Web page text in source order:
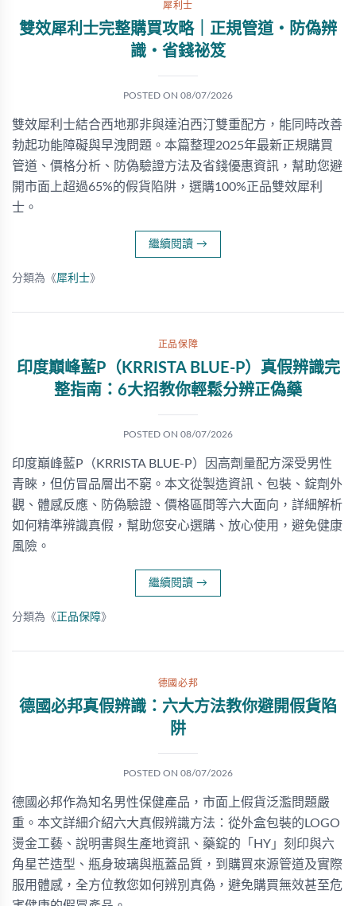
犀利士
雙效犀利士完整購買攻略｜正規管道・防偽辨
識・省錢祕笈
POSTED ON 08/07/2026
雙效犀利士結合西地那非與達泊西汀雙重配方，能同時改善
勃起功能障礙與早洩問題。本篇整理2025年最新正規購買
管道、價格分析、防偽驗證方法及省錢優惠資訊，幫助您避
開市面上超過65%的假貨陷阱，選購100%正品雙效犀利
士。
繼續閱讀 →
分類為《犀利士》
正品保障
印度巔峰藍P（KRRISTA BLUE-P）真假辨識完
整指南：6大招教你輕鬆分辨正偽藥
POSTED ON 08/07/2026
印度巔峰藍P（KRRISTA BLUE-P）因高劑量配方深受男性
青睞，但仿冒品層出不窮。本文從製造資訊、包裝、錠劑外
觀、體感反應、防偽驗證、價格區間等六大面向，詳細解析
如何精準辨識真假，幫助您安心選購、放心使用，避免健康
風險。
繼續閱讀 →
分類為《 正品保障》
德國必邦
德國必邦真假辨識：六大方法教你避開假貨陷
阱
POSTED ON 08/07/2026
德國必邦作為知名男性保健產品，市面上假貨泛濫問題嚴
重。本文詳細介紹六大真假辨識方法：從外盒包裝的LOGO
燙金工藝、說明書與生產地資訊、藥錠的「HY」刻印與六
角星芒造型、瓶身玻璃與瓶蓋品質，到購買來源管道及實際
服用體感，全方位教您如何辨別真偽，避免購買無效甚至危